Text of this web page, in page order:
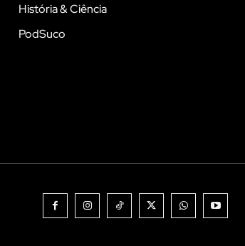
História & Ciência
PodSuco